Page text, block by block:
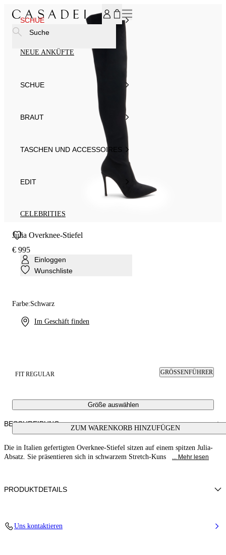
SCHUE
NEUE ANKÜFTE
SCHUE
BRAUT
TASCHEN UND ACCESSOIRES
EDIT
CELEBRITIES
Einloggen
Wunschliste
Im Geschäft finden
Suche
Julia Overknee-Stiefel
€ 995
Farbe:Schwarz
FIT REGULAR GRÖSSENFÜHRER
Größe auswählen
ZUM WARENKORB HINZUFÜGEN
BESCHREIBUNG
Die in Italien gefertigten Overknee-Stiefel sitzen auf einem spitzen Julia-
Absatz. Sie präsentieren sich in schwarzem Stretch-Kuns
... Mehr lesen
PRODUKTDETAILS
Uns kontaktieren